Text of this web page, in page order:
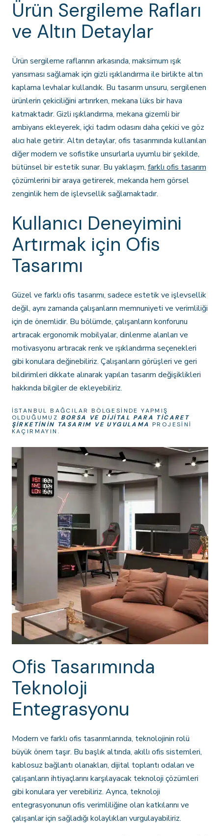
Ürün Sergileme Rafları
ve Altın Detaylar
Ürün sergileme raflarının arkasında, maksimum ışık
yansıması sağlamak için gizli ışıklandırma ile birlikte altın
kaplama levhalar kullandık. Bu tasarım unsuru, sergilenen
ürünlerin çekiciliğini artırırken, mekana lüks bir hava
katmaktadır. Gizli ışıklandırma, mekana gizemli bir
ambiyans ekleyerek, içki tadım odasını daha çekici ve göz
alıcı hale getirir. Altın detaylar, ofis tasarımında kullanılan
diğer modern ve sofistike unsurlarla uyumlu bir şekilde,
bütünsel bir estetik sunar. Bu yaklaşım, farklı ofis tasarım
çözümlerini bir araya getirerek, mekanda hem görsel
zenginlik hem de işlevsellik sağlamaktadır.
Kullanıcı Deneyimini
Artırmak için Ofis
Tasarımı
Güzel ve farklı ofis tasarımı, sadece estetik ve işlevsellik
değil, aynı zamanda çalışanların memnuniyeti ve verimliliği
için de önemlidir. Bu bölümde, çalışanların konforunu
artıracak ergonomik mobilyalar, dinlenme alanları ve
motivasyonu artıracak renk ve ışıklandırma seçenekleri
gibi konulara değinebiliriz. Çalışanların görüşleri ve geri
bildirimleri dikkate alınarak yapılan tasarım değişiklikleri
hakkında bilgiler de ekleyebiliriz.
İSTANBUL BAĞCILAR BÖLGESINDE YAPMIŞ
OLDUĞUMUZ BORSA VE DIJITAL PARA TICARET
ŞIRKETININ TASARIM VE UYGULAMA PROJESINI
KAÇIRMAYIN.
Ofis Tasarımında
Teknoloji
Entegrasyonu
Modern ve farklı ofis tasarımlarında, teknolojinin rolü
büyük önem taşır. Bu başlık altında, akıllı ofis sistemleri,
kablosuz bağlantı olanakları, dijital toplantı odaları ve
çalışanların ihtiyaçlarını karşılayacak teknoloji çözümleri
gibi konulara yer verebiliriz. Ayrıca, teknoloji
entegrasyonunun ofis verimliliğine olan katkılarını ve
çalışanlar için sağladığı kolaylıkları vurgulayabiliriz.